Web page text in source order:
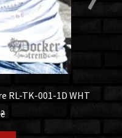
RL-TK-001-1D WHT
₴